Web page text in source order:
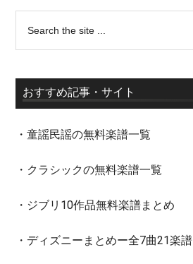
おすすめ記事・サイト
・童謡民謡の無料楽譜一覧
・クラシックの無料楽譜一覧
・ジブリ10作品無料楽譜まとめ
・ディズニーまとめー全7曲21楽譜